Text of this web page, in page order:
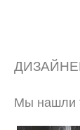
Мы нашли